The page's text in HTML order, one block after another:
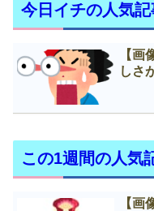
今日イチの人気記
【
しさ
この1週間の人気
【